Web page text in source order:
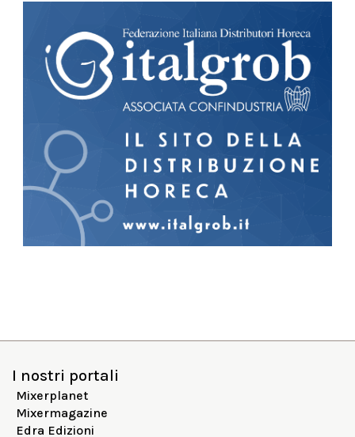
I nostri portali
Mixerplanet
Mixermagazine
Edra Edizioni